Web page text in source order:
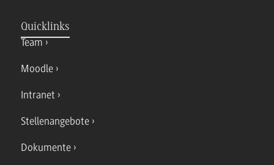
Quicklinks
Team
Moodle
Intranet
Stellenangebote
Dokumente